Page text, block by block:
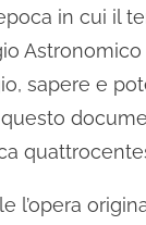
in cui il
sapere e
l’opera